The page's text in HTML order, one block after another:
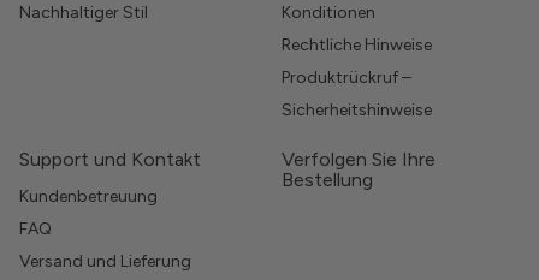
Nachhaltiger Stil
Konditionen
Rechtliche Hinweise
Produktrückruf –
Sicherheitshinweise
Support und Kontakt
Kundenbetreuung
FAQ
Versand und Lieferung
Verfolgen Sie Ihre
Bestellung